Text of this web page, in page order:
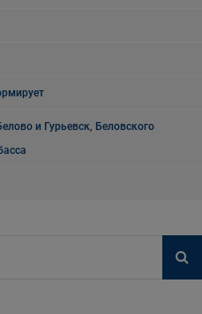
и Гурьевск, Беловского